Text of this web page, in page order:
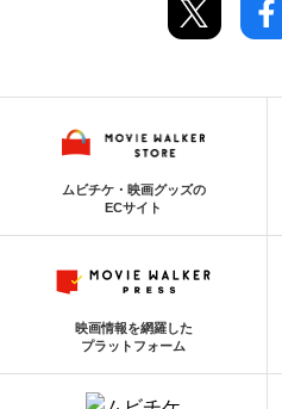
ムビチケ・映画グッズの
ECサイト
映画情報を網羅した
プラットフォーム